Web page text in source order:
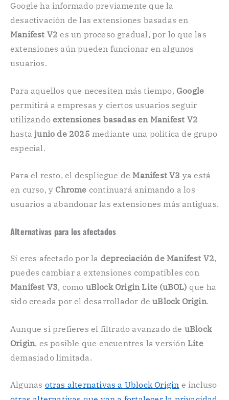
Google ha informado previamente que la
desactivación de las extensiones basadas en
Manifest V2 es un proceso gradual, por lo que las
extensiones aún pueden funcionar en algunos
usuarios.
Para aquellos que necesiten más tiempo, Google
permitirá a empresas y ciertos usuarios seguir
utilizandoextensiones basadas en Manifest V2
hastajunio de 2025 mediante una política de grupo
especial.
Para el resto, el despliegue de Manifest V3 ya está
en curso, y Chrome continuará animando a los
usuarios a abandonar las extensiones más antiguas.
Alternativas para los afectados
Si eres afectado por la depreciación de Manifest V2,
puedes cambiar a extensiones compatibles con
Manifest V3, como uBlock Origin Lite (uBOL) que ha
sido creada por el desarrollador deuBlock Origin.
Aunque si prefieres el filtrado avanzado de uBlock
Origin, es posible que encuentres la versión Lite
demasiado limitada.
Algunas otras alternativas a Ublock Origin e incluso